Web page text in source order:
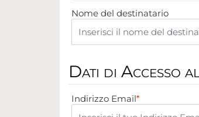
Nome del destinatario
Dati di Accesso
Indirizzo Email*